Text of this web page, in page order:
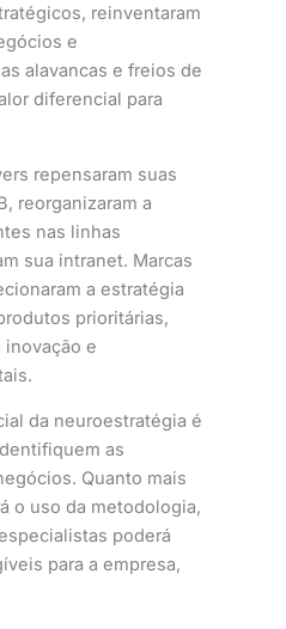
reinventaram
e
alavancas e freios de
diferencial para
repensaram suas
reorganizaram a
nas linhas
sua intranet. Marcas
a estratégia
prioritárias,
inovação e
da neuroestratégia é
as
Quanto mais
o uso da metodologia,
poderá
para a empresa,